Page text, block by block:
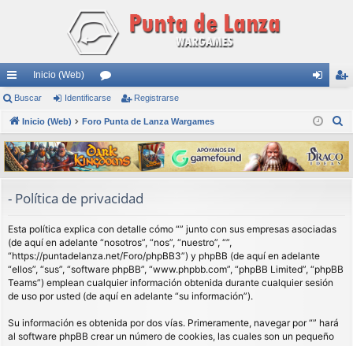
nl
ac
es
rá
s
Inicio (Web)
or
os nti
fic
ar
ist
ra
rs
Buscar Identificarse Registrarse
Inicio (Web) Foro Punta de Lanza Wargames
s
c
- Política de privacidad
Esta política explica con detalle cómo “” junto con sus empresas asociadas
(de aquí en adelante “nosotros”, “nos”, “nuestro”, “”,
“https://puntadelanza.net/Foro/phpBB3”) y phpBB (de aquí en adelante
“ellos”, “sus”, “software phpBB”, “www.phpbb.com”, “phpBB Limited”, “phpBB
Teams”) emplean cualquier información obtenida durante cualquier sesión
de uso por usted (de aquí en adelante “su información”).
Su información es obtenida por dos vías. Primeramente, navegar por “” hará
al software phpBB crear un número de cookies, las cuales son un pequeño